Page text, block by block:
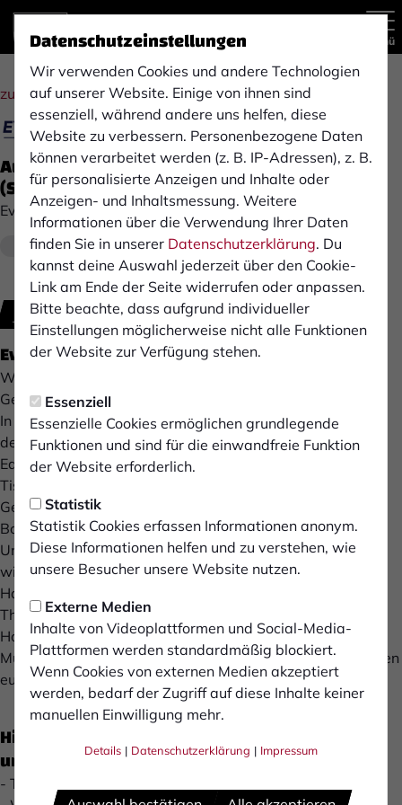
Datenschutzeinstellungen
Wir verwenden Cookies und andere Technologien
auf unserer Website. Einige von ihnen sind
essenziell, während andere uns helfen, diese
Website zu verbessern. Personenbezogene Daten
können verarbeitet werden (z. B. IP-Adressen), z. B.
für personalisierte Anzeigen und Inhalte oder
Anzeigen- und Inhaltsmessung. Weitere
Informationen über die Verwendung Ihrer Daten
finden Sie in unserer Datenschutzerklärung. Du
kannst deine Auswahl jederzeit über den Cookie-
Link am Ende der Seite widerrufen oder anpassen.
Bitte beachte, dass aufgrund individueller
Einstellungen möglicherweise nicht alle Funktionen
der Website zur Verfügung stehen.
Essenziell
Essenzielle Cookies ermöglichen grundlegende
Funktionen und sind für die einwandfreie Funktion
der Website erforderlich.
Statistik
Statistik Cookies erfassen Informationen anonym.
Diese Informationen helfen und zu verstehen, wie
unsere Besucher unsere Website nutzen.
Externe Medien
Inhalte von Videoplattformen und Social-Media-
Plattformen werden standardmäßig blockiert.
Wenn Cookies von externen Medien akzeptiert
werden, bedarf der Zugriff auf diese Inhalte keiner
manuellen Einwilligung mehr.
Details | Datenschutzerklärung | Impressum
Menü
zur Übersicht
Aushilfen auf Veranstaltungen & im Lager
(Schüler & Studenten)
Event Rent GmbH
Ab sofort Bocholt Minijob
Jetzt bewerben
Event Rent GmbH
Wir sind ein familiengeführter Betrieb in der zweiten
Generation aus Bocholt.
In der Event Branche zählen wir zu den größten Anbietern
deutschlandweit im Bereich der Vermietung von Event
Equipment. Dies umfasst im Groben Stühle/Barhocker,
Tische, Lounge Möbel, Theken, Cateringequipment,
Geschirr, Besteck & Gläser, Messeequipment sowie
Bodenbeläge wie Teppich und Bangkirai.
Unsere Einsatzort sind z.B. das CHIO in Aachen, Festivals
wie das Hurricane, Southside, Mera Luna, Highfield oder
Haldern Pop, der Semper Opernball in Dresden, die
Thunerseespiele, das Deutsche Fußballmuseum, den
Hockenheimring, die Messen Dortmund, Düsseldorf,
Münsterland und Köln, die Handball Final Four und weiteren
europäischen Spitzensport.
Hier kommst du ins Spiel - Freu dich auf ein
unglaubliches Team
- Teamfähig